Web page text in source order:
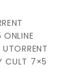
CULT 7×5